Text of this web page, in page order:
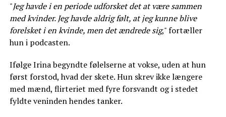
"Jeg havde i en periode udforsket det at være sammen
med kvinder. Jeg havde aldrig følt, at jeg kunne blive
forelsket i en kvinde, men det ændrede sig," fortæller
hun i podcasten.
Ifølge Irina begyndte følelserne at vokse, uden at hun
først forstod, hvad der skete. Hun skrev ikke længere
med mænd, flirteriet med fyre forsvandt og i stedet
fyldte veninden hendes tanker.